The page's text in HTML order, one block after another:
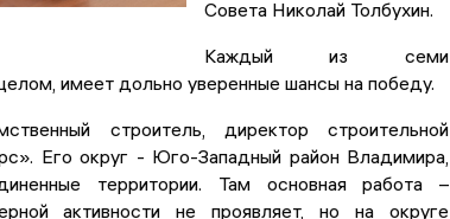
Совета Николай Толбухин.
Каждый из семи
имеет дольно уверенные шансы на победу.
строитель, директор строительной
Его округ - Юго-Западный район Владимира,
территории. Там основная работа –
активности не проявляет, но на округе